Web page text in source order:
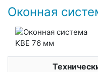
Оконная